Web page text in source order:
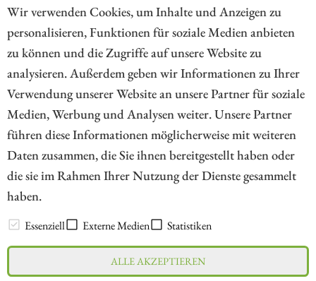
Wir verwenden Cookies, um Inhalte und Anzeigen zu
personalisieren, Funktionen für soziale Medien anbieten
zu können und die Zugriffe auf unsere Website zu
analysieren. Außerdem geben wir Informationen zu Ihrer
Verwendung unserer Website an unsere Partner für soziale
Medien, Werbung und Analysen weiter. Unsere Partner
führen diese Informationen möglicherweise mit weiteren
Daten zusammen, die Sie ihnen bereitgestellt haben oder
die sie im Rahmen Ihrer Nutzung der Dienste gesammelt
haben.
Essenziell Externe Medien Statistiken
ALLE AKZEPTIEREN
und AngloGold Ashanti!
ZUM KOMMENTAR
// kapitalerhoehungen.de - © 2026 - Die Informationsplattform für
Investoren und Unternehmen rund um Kapitalerhöhung, Kapitalmarkt
und Unternehmensfinanzierung
LEXIKON
Impressum